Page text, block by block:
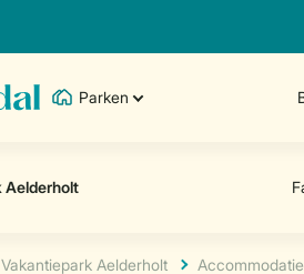
Parken
Vakantiepark Aelderholt